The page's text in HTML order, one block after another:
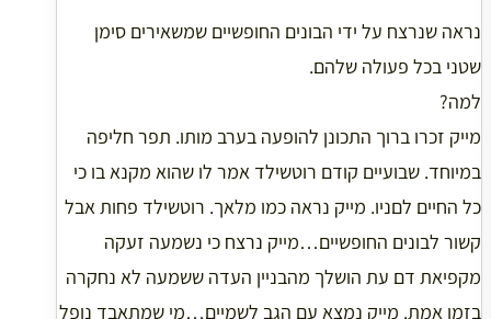
נראה שנרצח על ידי הבונים החופשיים שמשאירים סימן
שטני בכל פעולה שלהם.
למה?
מייק זכרו ברוך התכונן להופעה בערב מותו. תפר חליפה
במיוחד. שבועיים קודם רוטשילד אמר לו שהוא מקנא בו כי
כל החיים לםניו. מייק נראה כמו מלאך. רוטשילד פחות אבל
קשור לבונים החופשיים…מייק נרצח כי נשמעה זעקה
מקפיאת דם עת הושלך מהבניין העדה ששמעה לא נחקרה
בזמן אמת. מייק נמצא עם הגב לשמיים…מי שמתאבד נופל